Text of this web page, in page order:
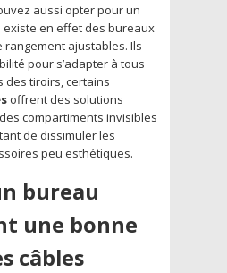
aussi opter pour un
existe en effet des bureaux
rangement ajustables. Ils
pour s’adapter à tous
des tiroirs, certains
offrent des solutions
compartiments invisibles
de dissimuler les
peu esthétiques.
bureau
une bonne
câbles